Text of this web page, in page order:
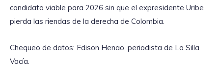
candidato viable para 2026 sin que el expresidente Uribe
pierda las riendas de la derecha de Colombia.
Chequeo de datos: Edison Henao, periodista de La Silla
Vacía.